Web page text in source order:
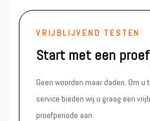
VRIJBLIJVEND TESTEN
Start met een
Geen woorden maar daden. Om u
service bieden wij u graag een
proefperiode aan.